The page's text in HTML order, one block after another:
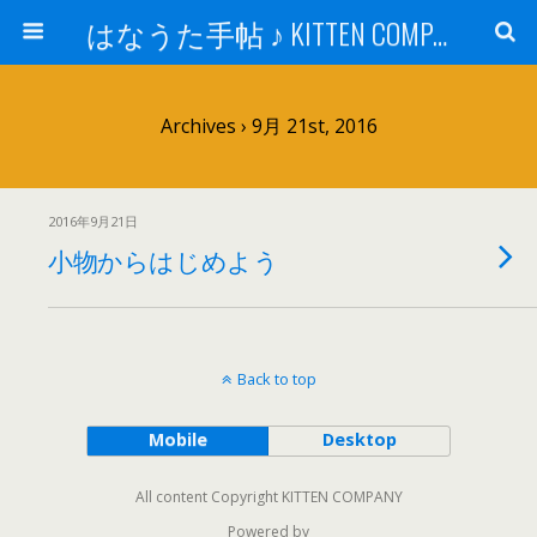
はなうた手帖 ♪ KITTEN COMPANY
Archives › 9月 21st, 2016
2016年9月21日
小物からはじめよう
Back to top
Mobile Desktop
All content Copyright KITTEN COMPANY
Powered by